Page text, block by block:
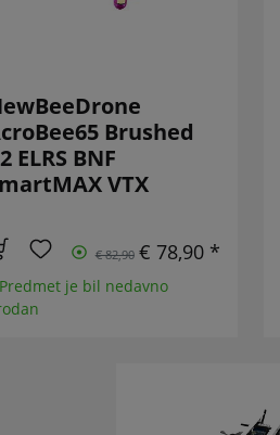
Brushed
ELRS BNF
VTX
€ 82,90 € 78,90 *
je bil nedavno